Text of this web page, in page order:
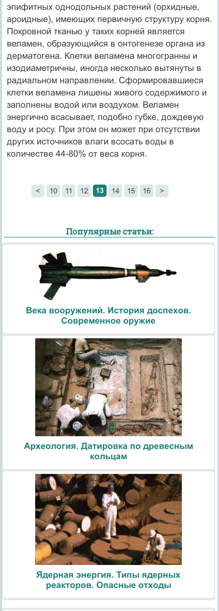
эпифитных однодольных растений (орхидные,
ароидные), имеющих первичную структуру корня.
Покровной тканью у таких корней является
веламен, образующийся в онтогенезе органа из
дерматогена. Клетки веламена многогранны и
изодиаметричны, иногда несколько вытянуты в
радиальном направлении. Сформировавшиеся
клетки веламена лишены живого содержимого и
заполнены водой или воздухом. Веламен
энергично всасывает, подобно губке, дождевую
воду и росу. При этом он может при отсутствии
других источников влаги всосать воды в
количестве 44-80% от веса корня.
< 10 11 12 13 14 15 16 >
Популярные статьи:
Века вооружений. История доспехов.
Современное оружие
Археология. Датировка по древесным
кольцам
Ядерная энергия. Типы ядерных
реакторов. Опасные отходы